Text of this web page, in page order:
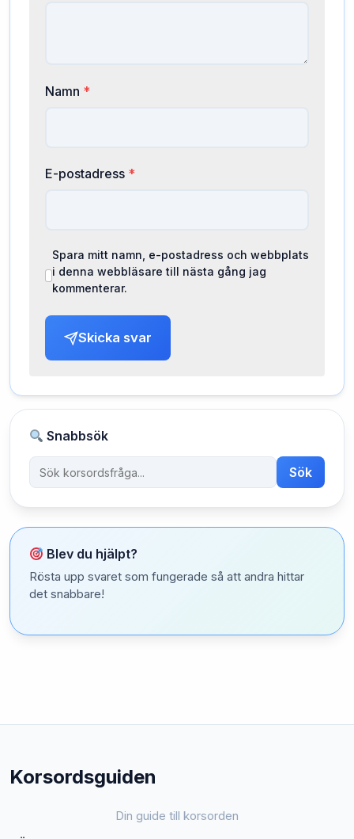
Namn *
E-postadress *
Spara mitt namn, e-postadress och webbplats
i denna webbläsare till nästa gång jag
kommenterar.
Skicka svar
Snabbsök
Sök
Blev du hjälpt?
Rösta upp svaret som fungerade så att andra hittar
det snabbare!
Korsordsguiden
Din guide till korsorden